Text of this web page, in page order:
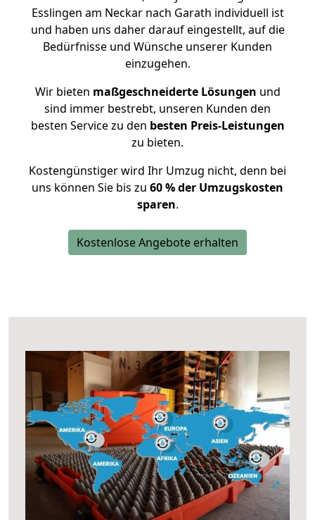
Esslingen am Neckar nach Garath individuell ist
und haben uns daher darauf eingestellt, auf die
Bedürfnisse und Wünsche unserer Kunden
einzugehen.
Wir bieten maßgeschneiderte Lösungen und
sind immer bestrebt, unseren Kunden den
besten Service zu den besten Preis-Leistungen
zu bieten.
Kostengünstiger wird Ihr Umzug nicht, denn bei
uns können Sie bis zu 60 % der Umzugskosten
sparen.
Kostenlose Angebote erhalten